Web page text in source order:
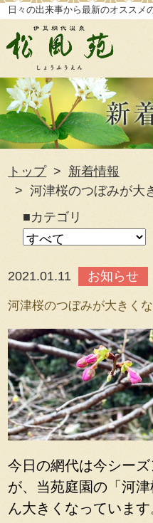
日々の出来事から最新のオススメ
トップ
新着情報
河津桜のつぼみが大
■カテゴリ
2021.01.11 お知らせ
河津桜のつぼみが大きく
今日の網代は今シー
が、当苑庭園の「河
ん大きくなっています